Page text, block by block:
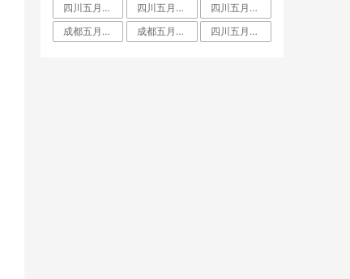
四川五月花技师学院怎么样郫县
四川五月花技师学院是公办还是民办学校
四川五月花技师学院好不好大家觉得
成都五月花是啥文凭
成都五月花职业学校学费 四川五月花技师学院是什么学校全日制技师院校